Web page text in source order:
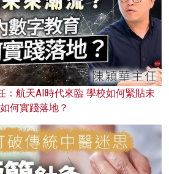
：航天AI時代來臨 學校如何緊貼未
何實踐落地？